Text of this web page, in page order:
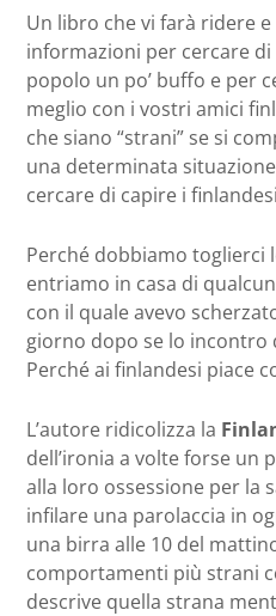
Un libro che vi farà ridere
informazioni per cercare
popolo un po’ buffo e per
meglio con i vostri amici
che siano “strani” se si
una determinata
cercare di capire i
Perché dobbiamo toglierci
entriamo in casa di
con il quale avevo
giorno dopo se lo incontro
Perché ai finlandesi piace
L’autore ridicolizza la
dell’ironia a volte forse un
alla loro ossessione per la
infilare una parolaccia in
una birra alle 10 del
comportamenti più strani
descrive quella strana